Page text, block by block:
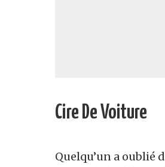
Cire De Voiture
Quelqu’un a oublié